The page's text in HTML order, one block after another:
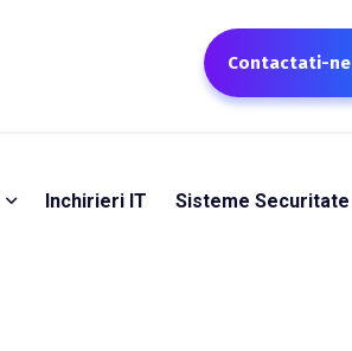
Contactati-ne
Inchirieri IT Sisteme Securitate